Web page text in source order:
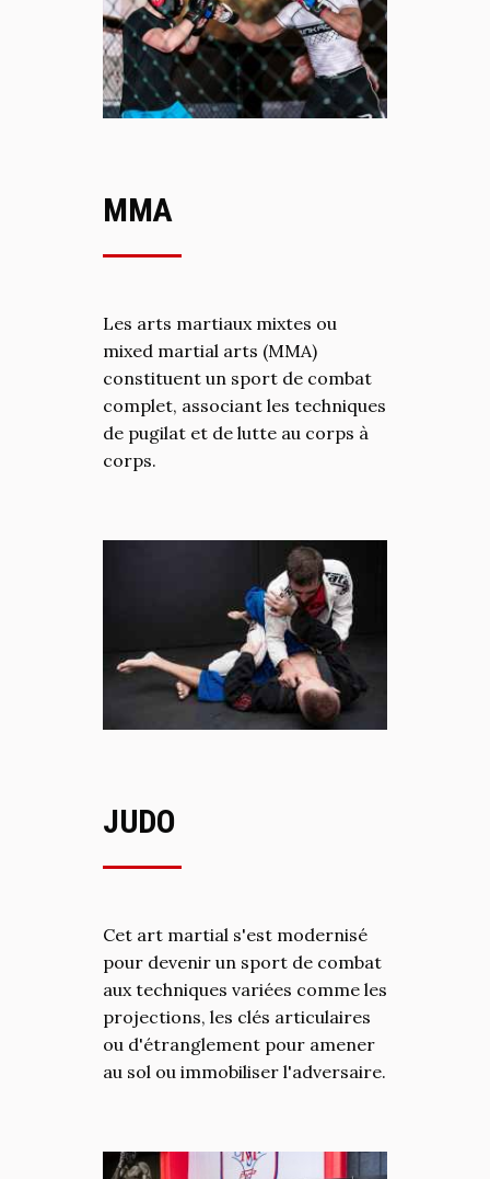
MMA
Les arts martiaux mixtes ou
mixed martial arts (MMA)
constituent un sport de combat
complet, associant les techniques
de pugilat et de lutte au corps à
corps.
JUDO
Cet art martial s'est modernisé
pour devenir un sport de combat
aux techniques variées comme les
projections, les clés articulaires
ou d'étranglement pour amener
au sol ou immobiliser l'adversaire.